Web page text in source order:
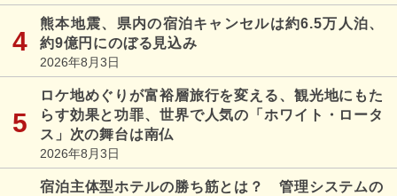
熊本地震、県内の宿泊キャンセルは約6.5万人泊、
約9億円にのぼる見込み
2026年8月3日
ロケ地めぐりが富裕層旅行を変える、観光地にもた
らす効果と功罪、世界で人気の「ホワイト・ロータ
ス」次の舞台は南仏
2026年8月3日
宿泊主体型ホテルの勝ち筋とは？ 管理システムの